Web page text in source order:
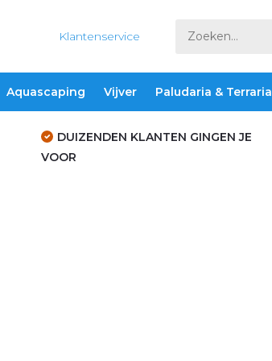
Klantenservice
Aquascaping Vijver Paludaria & Terraria
DUIZENDEN KLANTEN GINGEN JE
VOOR